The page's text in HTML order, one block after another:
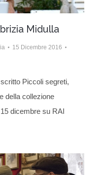
Midulla
15 Dicembre 2016
Piccoli segreti,
della collezione
dicembre su RAI